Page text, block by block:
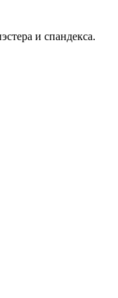
и спандекса.